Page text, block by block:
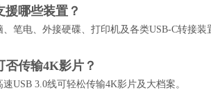
援哪些装置？
、笔电、外接硬碟、打印机及各类USB-C转接装
否传输4K影片？
USB 3.0线可轻松传输4K影片及大档案。